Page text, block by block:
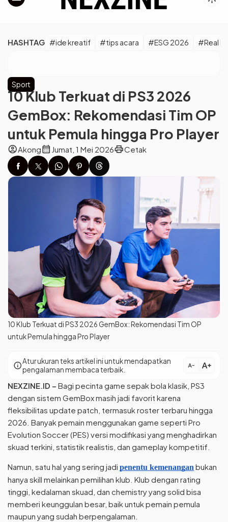
HASHTAG #ide kreatif #tips acara #ESG 2026 #Real
Sport
10 Klub Terkuat di PS3 2026
GemBox: Rekomendasi Tim OP
untuk Pemula hingga Pro Player
account_circleAkongcalendar_month Jumat, 1 Mei 2026printCetak
10 Klub Terkuat di PS3 2026 GemBox: Rekomendasi Tim OP
untuk Pemula hingga Pro Player
infoAtur ukuran teks artikel ini untuk mendapatkan
pengalaman membaca terbaik.
text_decrease text_increase
NEXZINE.ID – Bagi pecinta game sepak bola klasik, PS3
dengan sistem GemBox masih jadi favorit karena
fleksibilitas update patch, termasuk roster terbaru hingga
2026. Banyak pemain menggunakan game seperti Pro
Evolution Soccer (PES) versi modifikasi yang menghadirkan
skuad terkini, statistik realistis, dan gameplay kompetitif.
Namun, satu hal yang sering jadi penentu kemenangan bukan
hanya skill melainkan pemilihan klub. Klub dengan rating
tinggi, kedalaman skuad, dan chemistry yang solid bisa
memberi keunggulan besar, baik untuk pemain pemula
maupun yang sudah berpengalaman.